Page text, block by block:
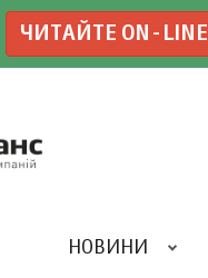
ЧИТАЙТЕ ON-LINE
НОВИНИ